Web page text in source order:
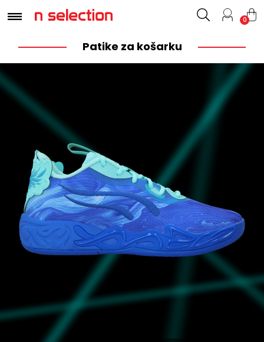
0
Patike za košarku